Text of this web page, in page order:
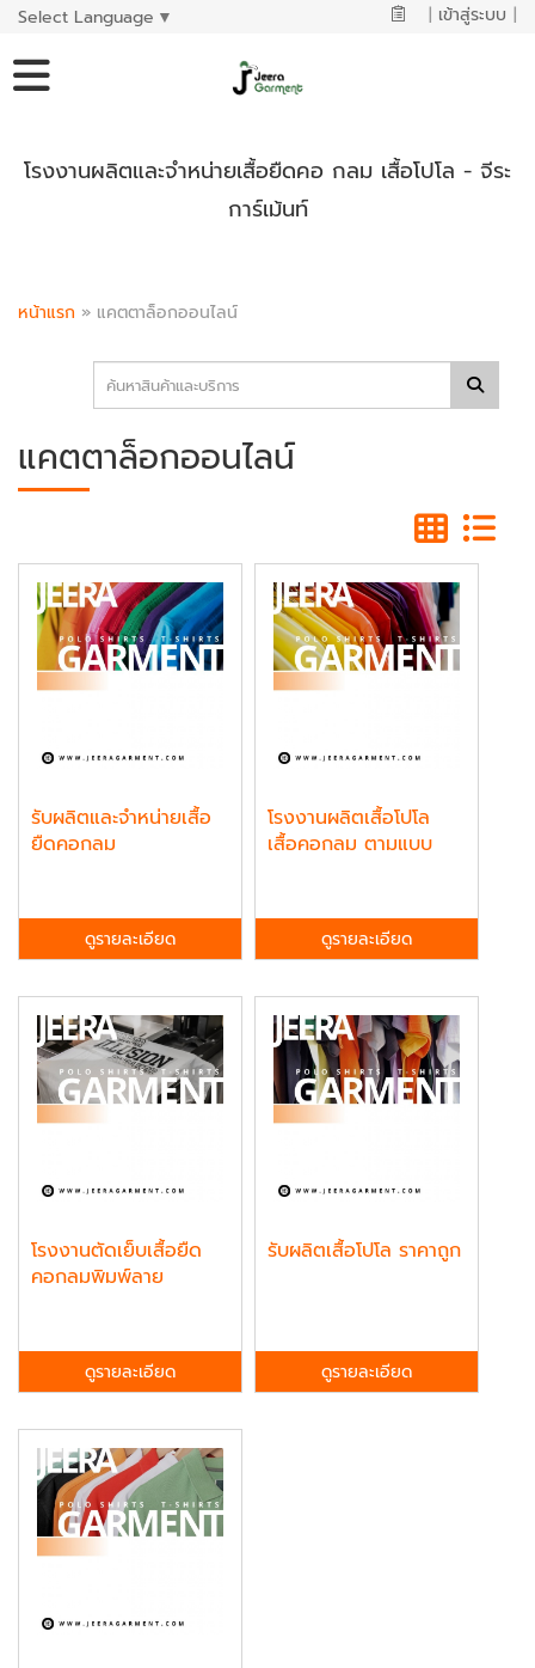
Select Language ▼ | เข้าสู่ระบบ |
โรงงานผลิตและจำหน่ายเสื้อยืดคอ กลม เสื้อโปโล - จีระ
การ์เม้นท์
หน้าแรก » แคตตาล็อกออนไลน์
แคตตาล็อกออนไลน์
รับผลิตและจำหน่ายเสื้อ
ยืดคอกลม
ดูรายละเอียด
โรงงานผลิตเสื้อโปโล
เสื้อคอกลม ตามแบบ
ดูรายละเอียด
โรงงานตัดเย็บเสื้อยืด
คอกลมพิมพ์ลาย
ดูรายละเอียด
รับผลิตเสื้อโปโล ราคาถูก
ดูรายละเอียด